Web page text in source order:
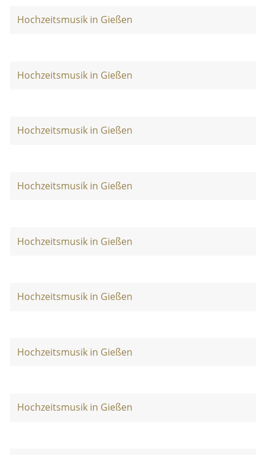
Hochzeitsmusik in Gießen
Hochzeitsmusik in Gießen
Hochzeitsmusik in Gießen
Hochzeitsmusik in Gießen
Hochzeitsmusik in Gießen
Hochzeitsmusik in Gießen
Hochzeitsmusik in Gießen
Hochzeitsmusik in Gießen